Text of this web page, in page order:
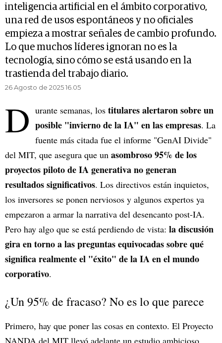
inteligencia artificial en el ámbito corporativo,
una red de usos espontáneos y no oficiales
empieza a mostrar señales de cambio profundo.
Lo que muchos líderes ignoran no es la
tecnología, sino cómo se está usando en la
trastienda del trabajo diario.
26 Agosto de 2025 16.05
D urante semanas, los titulares alertaron sobre un
posible "invierno de la IA" en las empresas. La
fuente más citada fue el informe "GenAI Divide"
del MIT, que asegura que un asombroso 95% de los
proyectos piloto de IA generativa no generan
resultados significativos. Los directivos están inquietos,
los inversores se ponen nerviosos y algunos expertos ya
empezaron a armar la narrativa del desencanto post-IA.
Pero hay algo que se está perdiendo de vista: la discusión
gira en torno a las preguntas equivocadas sobre qué
significa realmente el "éxito" de la IA en el mundo
corporativo.
¿Un 95% de fracaso? No es lo que parece
Primero, hay que poner las cosas en contexto. El Proyecto
NANDA del MIT llevó adelante un estudio ambicioso